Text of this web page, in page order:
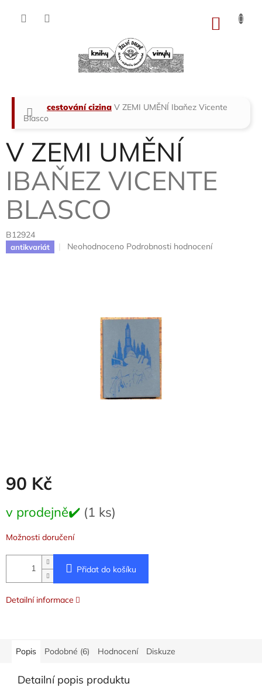
Domů
cestování cizina V ZEMI UMĚNÍ Ibaňez Vicente
Blasco
V ZEMI UMĚNÍ
IBAŇEZ VICENTE
BLASCO
B12924
antikvariát
Průměrné
hvězdiček.
Neohodnoceno Podrobnosti hodnocení
90 Kč
cena:
v prodejně✔️ (1 ks)
Možnosti doručení
Přidat do košíku
Detailní informace
Popis Podobné (6) Hodnocení Diskuze
Detailní popis produktu